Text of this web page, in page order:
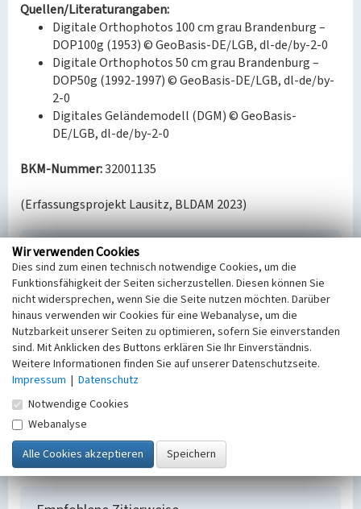
Quellen/Literaturangaben:
Digitale Orthophotos 100 cm grau Brandenburg –
DOP100g (1953) © GeoBasis-DE/LGB, dl-de/by-2-0
Digitale Orthophotos 50 cm grau Brandenburg –
DOP50g (1992-1997) © GeoBasis-DE/LGB, dl-de/by-
2-0
Digitales Geländemodell (DGM) © GeoBasis-
DE/LGB, dl-de/by-2-0
BKM-Nummer:32001135
(Erfassungsprojekt Lausitz, BLDAM 2023)
verm. Halde der Grube Notzeit
Schlagwörter
Abraumhalde
Ort
Wolfshain
Fachsicht(en)
Denkmalpflege
Erfassungsmaßstab
Keine Angabe
Erfassungsmethode
Übernahme aus externer Fachdatenbank
Wir verwenden Cookies
Dies sind zum einen technisch notwendige Cookies, um die
Funktionsfähigkeit der Seiten sicherzustellen. Diesen können Sie
nicht widersprechen, wenn Sie die Seite nutzen möchten. Darüber
hinaus verwenden wir Cookies für eine Webanalyse, um die
Nutzbarkeit unserer Seiten zu optimieren, sofern Sie einverstanden
sind. Mit Anklicken des Buttons erklären Sie Ihr Einverständnis.
Weitere Informationen finden Sie auf unserer Datenschutzseite.
Impressum | Datenschutz
Notwendige Cookies
Webanalyse